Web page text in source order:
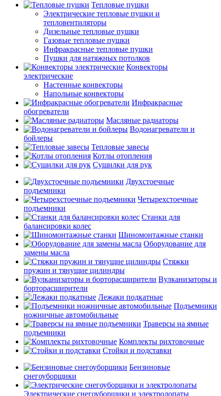
Тепловые пушки
Электрические тепловые пушки и
тепловентиляторы
Дизельные тепловые пушки
Газовые тепловые пушки
Инфракрасные тепловые пушки
Пушки для натяжных потолков
Конвекторы
электрические
Настенные конвекторы
Напольные конвекторы
Инфракрасные
обогреватели
Масляные радиаторы
Водонагреватели и
бойлеры
Тепловые завесы
Котлы отопления
Сушилки для рук
Двухстоечные
подъемники
Четырехстоечные
подъемники
Станки для
балансировки колес
Шиномонтажные станки
Оборудование для
замены масла
Стяжки
пружин и тянущие цилиндры
Вулканизаторы и
борторасширители
Лежаки подкатные
Подъемники
ножничные автомобильные
Траверсы на ямные
подъемники
Комплекты рихтовочные
Стойки и подставки
Бензиновые
снегоуборщики
Электрические снегоуборщики и электролопаты